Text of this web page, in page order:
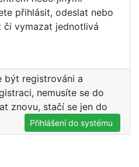
přihlásit, odeslat nebo
či vymazat jednotlivá
být registrováni a
nemusíte se do
znovu, stačí se jen do
Přihlášení do systému